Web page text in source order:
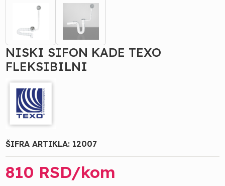
NISKI SIFON KADE TEXO
FLEKSIBILNI
ŠIFRA ARTIKLA: 12007
810 RSD/kom